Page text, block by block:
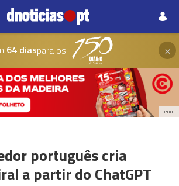
64 diaspara os ×
PUB
português cria
a partir do ChatGPT